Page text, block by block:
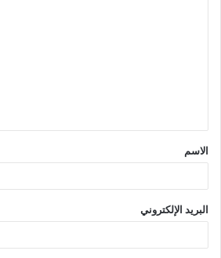
ق
*
الاسم
البريد الإلكتروني